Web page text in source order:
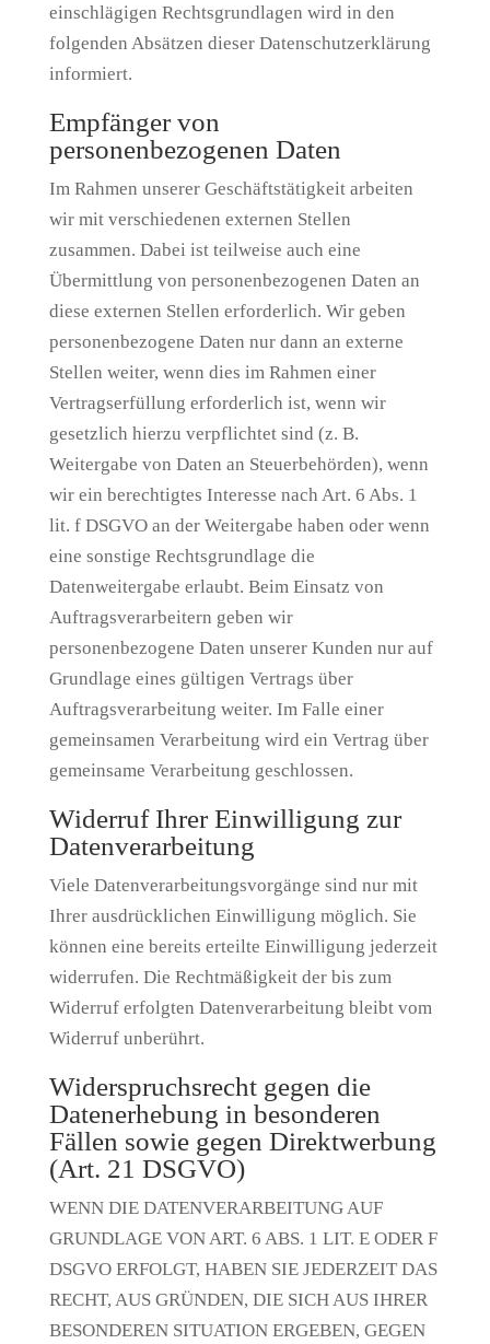
einschlägigen Rechtsgrundlagen wird in den
folgenden Absätzen dieser Datenschutzerklärung
informiert.
Empfänger von
personenbezogenen Daten
Im Rahmen unserer Geschäftstätigkeit arbeiten
wir mit verschiedenen externen Stellen
zusammen. Dabei ist teilweise auch eine
Übermittlung von personenbezogenen Daten an
diese externen Stellen erforderlich. Wir geben
personenbezogene Daten nur dann an externe
Stellen weiter, wenn dies im Rahmen einer
Vertragserfüllung erforderlich ist, wenn wir
gesetzlich hierzu verpflichtet sind (z. B.
Weitergabe von Daten an Steuerbehörden), wenn
wir ein berechtigtes Interesse nach Art. 6 Abs. 1
lit. f DSGVO an der Weitergabe haben oder wenn
eine sonstige Rechtsgrundlage die
Datenweitergabe erlaubt. Beim Einsatz von
Auftragsverarbeitern geben wir
personenbezogene Daten unserer Kunden nur auf
Grundlage eines gültigen Vertrags über
Auftragsverarbeitung weiter. Im Falle einer
gemeinsamen Verarbeitung wird ein Vertrag über
gemeinsame Verarbeitung geschlossen.
Widerruf Ihrer Einwilligung zur
Datenverarbeitung
Viele Datenverarbeitungsvorgänge sind nur mit
Ihrer ausdrücklichen Einwilligung möglich. Sie
können eine bereits erteilte Einwilligung jederzeit
widerrufen. Die Rechtmäßigkeit der bis zum
Widerruf erfolgten Datenverarbeitung bleibt vom
Widerruf unberührt.
Widerspruchsrecht gegen die
Datenerhebung in besonderen
Fällen sowie gegen Direktwerbung
(Art. 21 DSGVO)
WENN DIE DATENVERARBEITUNG AUF
GRUNDLAGE VON ART. 6 ABS. 1 LIT. E ODER F
DSGVO ERFOLGT, HABEN SIE JEDERZEIT DAS
RECHT, AUS GRÜNDEN, DIE SICH AUS IHRER
BESONDEREN SITUATION ERGEBEN, GEGEN